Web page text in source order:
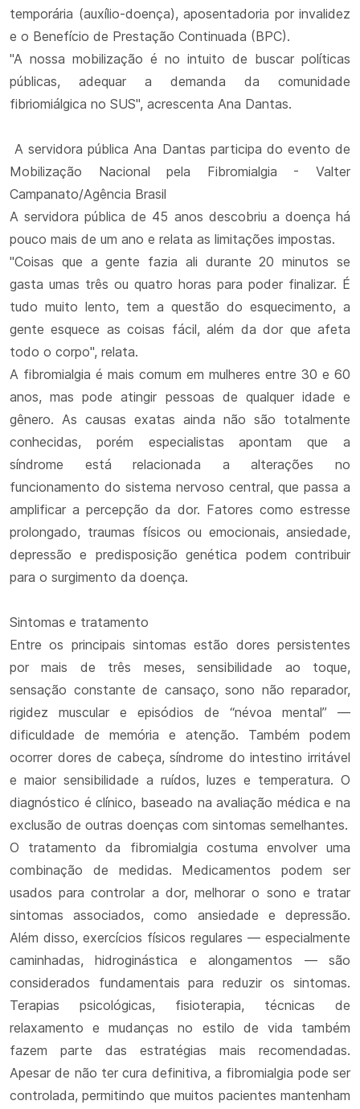
temporária (auxílio-doença), aposentadoria por invalidez
e o Benefício de Prestação Continuada (BPC).
"A nossa mobilização é no intuito de buscar políticas
públicas, adequar a demanda da comunidade
fibriomiálgica no SUS", acrescenta Ana Dantas.
A servidora pública Ana Dantas participa do evento de
Mobilização Nacional pela Fibromialgia - Valter
Campanato/Agência Brasil
A servidora pública de 45 anos descobriu a doença há
pouco mais de um ano e relata as limitações impostas.
"Coisas que a gente fazia ali durante 20 minutos se
gasta umas três ou quatro horas para poder finalizar. É
tudo muito lento, tem a questão do esquecimento, a
gente esquece as coisas fácil, além da dor que afeta
todo o corpo", relata.
A fibromialgia é mais comum em mulheres entre 30 e 60
anos, mas pode atingir pessoas de qualquer idade e
gênero. As causas exatas ainda não são totalmente
conhecidas, porém especialistas apontam que a
síndrome está relacionada a alterações no
funcionamento do sistema nervoso central, que passa a
amplificar a percepção da dor. Fatores como estresse
prolongado, traumas físicos ou emocionais, ansiedade,
depressão e predisposição genética podem contribuir
para o surgimento da doença.
Sintomas e tratamento
Entre os principais sintomas estão dores persistentes
por mais de três meses, sensibilidade ao toque,
sensação constante de cansaço, sono não reparador,
rigidez muscular e episódios de “névoa mental” —
dificuldade de memória e atenção. Também podem
ocorrer dores de cabeça, síndrome do intestino irritável
e maior sensibilidade a ruídos, luzes e temperatura. O
diagnóstico é clínico, baseado na avaliação médica e na
exclusão de outras doenças com sintomas semelhantes.
O tratamento da fibromialgia costuma envolver uma
combinação de medidas. Medicamentos podem ser
usados para controlar a dor, melhorar o sono e tratar
sintomas associados, como ansiedade e depressão.
Além disso, exercícios físicos regulares — especialmente
caminhadas, hidroginástica e alongamentos — são
considerados fundamentais para reduzir os sintomas.
Terapias psicológicas, fisioterapia, técnicas de
relaxamento e mudanças no estilo de vida também
fazem parte das estratégias mais recomendadas.
Apesar de não ter cura definitiva, a fibromialgia pode ser
controlada, permitindo que muitos pacientes mantenham